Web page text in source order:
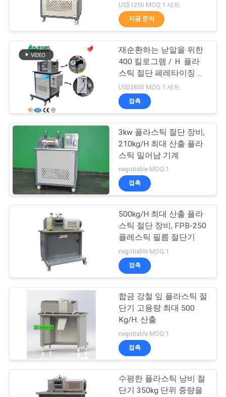
여
여
행
품
관
락
플라스틱 분쇄기 기
계
58
플라스틱 컨베이어
체계
플라스틱 스크린 변
경자
54
13
US$1250 MOQ:1 세트
지금 문의
재순환하는 낟알을 위한
400 킬로그램 / Ｈ 플라
스틱 절단 페레타이징 장
치
USD2800 MOQ:1 세트
접촉
3kw 플라스틱 절단 장비,
210kg/H 최대 산출 플라
스틱 밀어남 기계
negotiable MOQ:1
접촉
500kg/H 최대 산출 플라
스틱 절단 장비, FPB-250
플레스틱 필름 절단기
negotiable MOQ:1
접촉
합금 강철 잎 플라스틱 절
단기 고용량 최대 500
Kg/H. 산출
negotiable MOQ:1
접촉
수평한 플라스틱 낭비 절
단기 350kg 단위 중량을